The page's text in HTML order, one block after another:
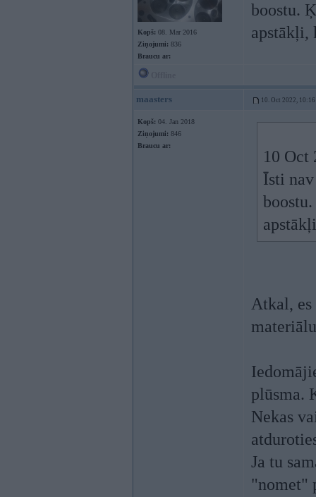
Kopš: 08. Mar 2016
Ziņojumi: 836
Braucu ar:
boostu.
apstākļi,
maasters 10. Oct 2022, 10:16
Kopš: 04. Jan 2018
Ziņojumi: 846
Braucu ar:
10 Oct
Īsti
Atkal, es
plūsma.
Nekas
Ja tu
"nomet"